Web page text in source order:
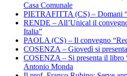
Casa Comunale
PIETRAFITTA (CS) – Domani
RENDE – All’Unical il
Italia”
PAOLA (CS) – Il convegno
COSENZA – Giovedì si
COSENZA – Si presenta il libro
Antonio Monda